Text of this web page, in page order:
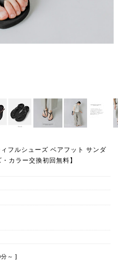
フルシューズ ベアフット サンダ
カラー交換初回無料】
～ ]